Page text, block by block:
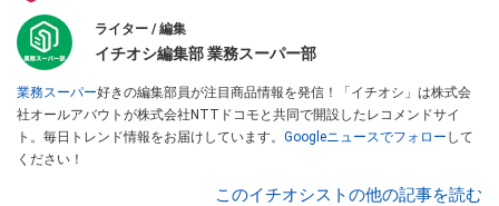
ライター / 編集
イチオシ編集部 業務スーパー部
業務スーパー好きの編集部員が注目商品情報を発信！「イチオシ」は株式会
社オールアバウトが株式会社NTTドコモと共同で開設したレコメンドサイ
ト。毎日トレンド情報をお届けしています。 Googleニュースでフォロー して
ください！
このイチオシストの他の記事を読む